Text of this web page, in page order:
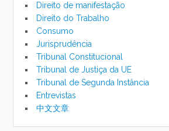
Direito de manifestação
Direito do Trabalho
Consumo
Jurisprudência
Tribunal Constitucional
Tribunal de Justiça da UE
Tribunal de Segunda Instância
Entrevistas
中文文章